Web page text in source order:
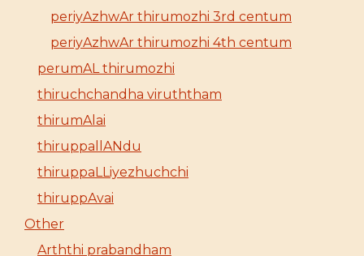
periyAzhwAr thirumozhi 3rd centum
periyAzhwAr thirumozhi 4th centum
perumAL thirumozhi
thiruchchandha viruththam
thirumAlai
thiruppallANdu
thiruppaLLiyezhuchchi
thiruppAvai
Other
Arththi prabandham